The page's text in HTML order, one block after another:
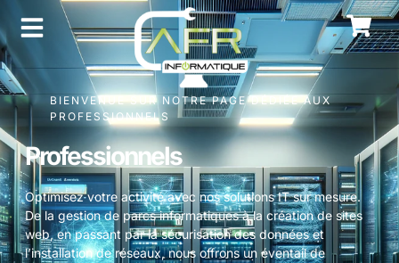
BIENVENUE SUR NOTRE PAGE DÉDIÉE AUX
PROFESSIONNELS
Professionnels
Optimisez votre activité avec nos solutions IT sur mesure.
De la gestion de parcs informatiques à la création de sites
web, en passant par la sécurisation des données et
l’installation de réseaux, nous offrons un éventail de